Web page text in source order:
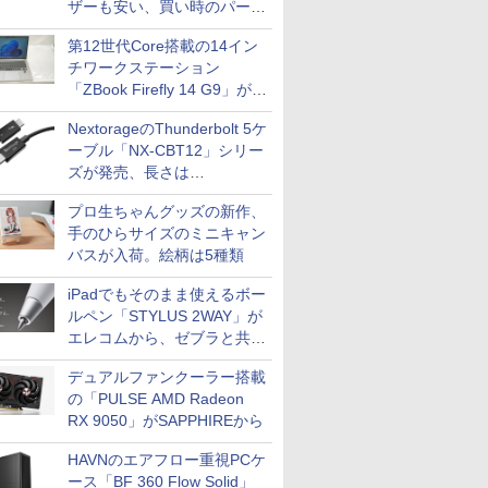
ザーも安い、買い時のパーツ
は？【8月7日(金)22時配信】
第12世代Core搭載の14イン
チワークステーション
「ZBook Firefly 14 G9」が
79,800円！秋葉原で中古PC
セール
NextorageのThunderbolt 5ケ
ーブル「NX-CBT12」シリー
ズが発売、長さは
30cm/50cm/1mの3種類
プロ生ちゃんグッズの新作、
手のひらサイズのミニキャン
バスが入荷。絵柄は5種類
iPadでもそのまま使えるボー
ルペン「STYLUS 2WAY」が
エレコムから、ゼブラと共同
開発
デュアルファンクーラー搭載
の「PULSE AMD Radeon
RX 9050」がSAPPHIREから
HAVNのエアフロー重視PCケ
ース「BF 360 Flow Solid」